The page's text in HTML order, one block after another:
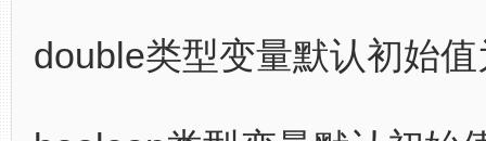
double类型变量默认初始值